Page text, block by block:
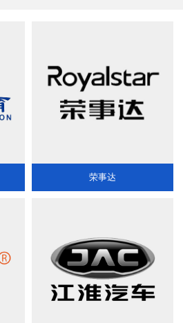
荣事达